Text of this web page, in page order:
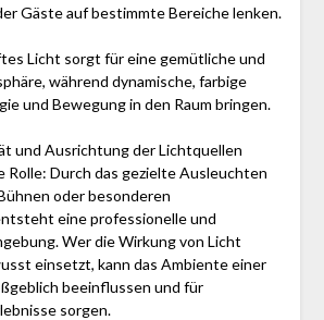
Gäste auf bestimmte Bereiche lenken.
Licht sorgt für eine gemütliche und
während dynamische, farbige
und Bewegung in den Raum bringen.
und Ausrichtung der Lichtquellen
Rolle: Durch das gezielte Ausleuchten
oder besonderen
eine professionelle und
Wer die Wirkung von Licht
einsetzt, kann das Ambiente einer
beeinflussen und für
sorgen.